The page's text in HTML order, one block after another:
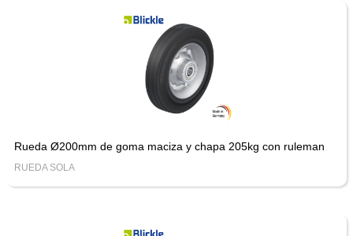
Rueda Ø200mm de goma maciza y chapa 205kg con ruleman
RUEDA SOLA